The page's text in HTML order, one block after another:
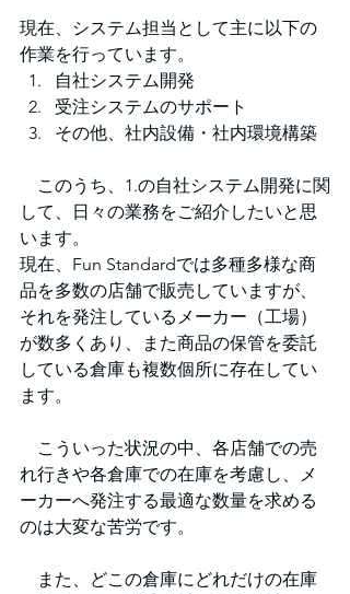
現在、システム担当として主に以下の
作業を行っています。
自社システム開発
受注システムのサポート
その他、社内設備・社内環境構築
このうち、1.の自社システム開発に関
して、日々の業務をご紹介したいと思
います。
現在、Fun Standardでは多種多様な商
品を多数の店舗で販売していますが、
それを発注しているメーカー（工場）
が数多くあり、また商品の保管を委託
している倉庫も複数個所に存在してい
ます。
こういった状況の中、各店舗での売
れ行きや各倉庫での在庫を考慮し、メ
ーカーへ発注する最適な数量を求める
のは大変な苦労です。
また、どこの倉庫にどれだけの在庫